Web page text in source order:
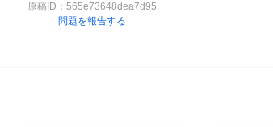
原稿ID： 565e73648dea7d95
問題を報告する